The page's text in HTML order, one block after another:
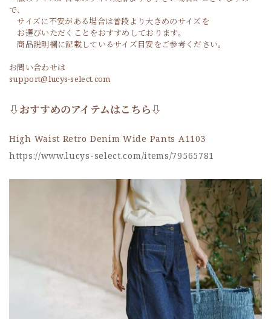
で、
サイズに不安がある場合は普段より大きめのサイズを
お選びいただくことをおすすめしております。
商品説明欄に記載しているサイズ目安をご参考ください。
お問い合わせは
support@lucys-select.com
⇩おすすめのアイテムはこちら⇩
High Waist Retro Denim Wide Pants A1103
https://www.lucys-select.com/items/79565781